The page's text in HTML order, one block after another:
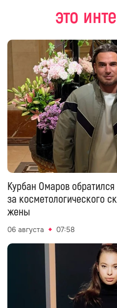
это
Курбан Омаров
за косметологического
жены
06 августа 07:58